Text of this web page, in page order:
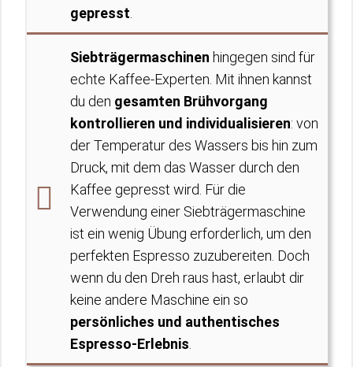
gepresst
Siebträgermaschinen hingegen sind für
echte Kaffee-Experten. Mit ihnen kannst
du den gesamten Brühvorgang
kontrollieren und individualisieren: von
der Temperatur des Wassers bis hin zum
Druck, mit dem das Wasser durch den
Kaffee gepresst wird. Für die
Verwendung einer Siebträgermaschine
ist ein wenig Übung erforderlich, um den
perfekten Espresso zuzubereiten. Doch
wenn du den Dreh raus hast, erlaubt dir
keine andere Maschine ein so
persönliches und authentisches
Espresso-Erlebnis